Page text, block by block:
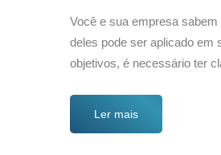
Você e sua empresa
deles pode ser aplicado em
objetivos, é necessário ter
Ler mais